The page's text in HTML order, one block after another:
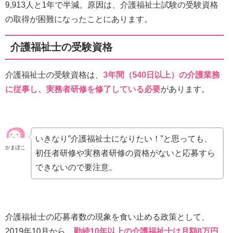
9,913人と1年で半減。原因は、介護福祉士試験の受験資格
の取得が困難になったことにあります。
介護福祉士の受験資格
介護福祉士の受験資格は、 3年間（540日以上）の介護業務
に従事し、実務者研修を修了している必要があります。
かまぼこ
いきなり”介護福祉士になりたい！”と思っても、
初任者研修や実務者研修の資格がないと応募すら
できないので要注意。
介護福祉士の応募者数の現象を食い止める政策として、